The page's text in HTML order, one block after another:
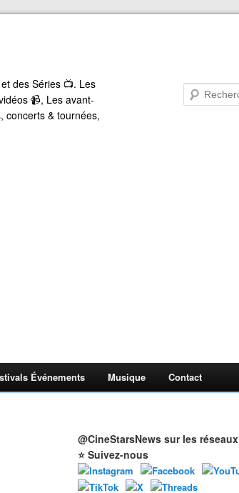
des Séries 📺. Les
📹, Les avant-
concerts & tournées,
Événements Musique Contact
@CineStarsNews sur les réseaux
⭐ Suivez-nous